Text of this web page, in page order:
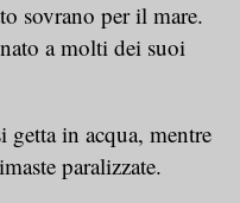
sovrano per il mare.
a molti dei suoi
getta in acqua, mentre
paralizzate.